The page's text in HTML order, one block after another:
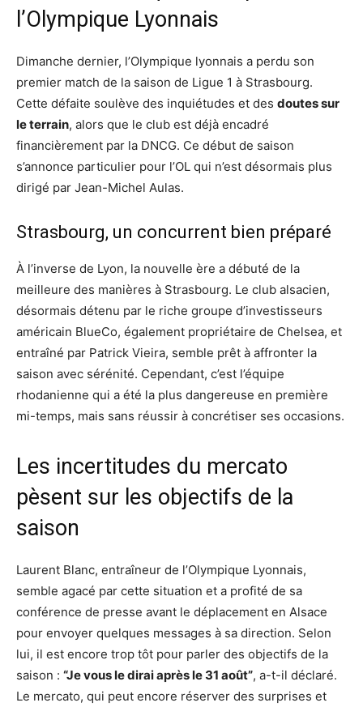
l’Olympique Lyonnais
Dimanche dernier, l’Olympique lyonnais a perdu son
premier match de la saison de Ligue 1 à Strasbourg.
Cette défaite soulève des inquiétudes et des doutes sur
le terrain, alors que le club est déjà encadré
financièrement par la DNCG. Ce début de saison
s’annonce particulier pour l’OL qui n’est désormais plus
dirigé par Jean-Michel Aulas.
Strasbourg, un concurrent bien préparé
À l’inverse de Lyon, la nouvelle ère a débuté de la
meilleure des manières à Strasbourg. Le club alsacien,
désormais détenu par le riche groupe d’investisseurs
américain BlueCo, également propriétaire de Chelsea, et
entraîné par Patrick Vieira, semble prêt à affronter la
saison avec sérénité. Cependant, c’est l’équipe
rhodanienne qui a été la plus dangereuse en première
mi-temps, mais sans réussir à concrétiser ses occasions.
Les incertitudes du mercato
pèsent sur les objectifs de la
saison
Laurent Blanc, entraîneur de l’Olympique Lyonnais,
semble agacé par cette situation et a profité de sa
conférence de presse avant le déplacement en Alsace
pour envoyer quelques messages à sa direction. Selon
lui, il est encore trop tôt pour parler des objectifs de la
saison : “Je vous le dirai après le 31 août”, a-t-il déclaré.
Le mercato, qui peut encore réserver des surprises et